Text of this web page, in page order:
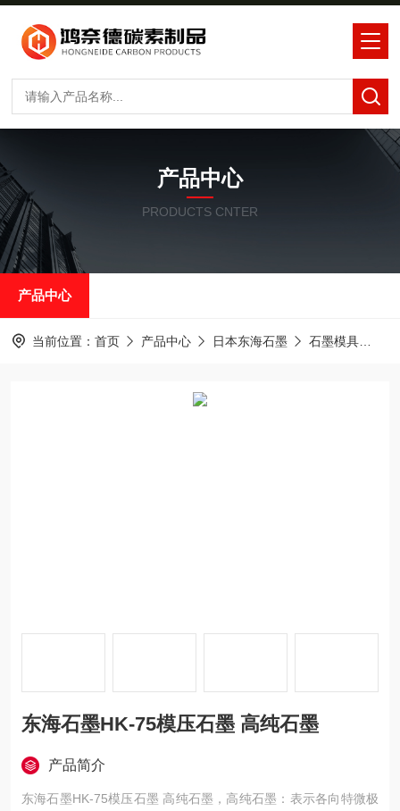
产品中心
PRODUCTS CNTER
产品中心
当前位置： 首页 产品中心 日本东海石墨 石墨模具
东海石墨HK-75模压石墨 高纯石墨
产品简介
东海石墨HK-75模压石墨 高纯石墨，高纯石墨：表示各向特微极